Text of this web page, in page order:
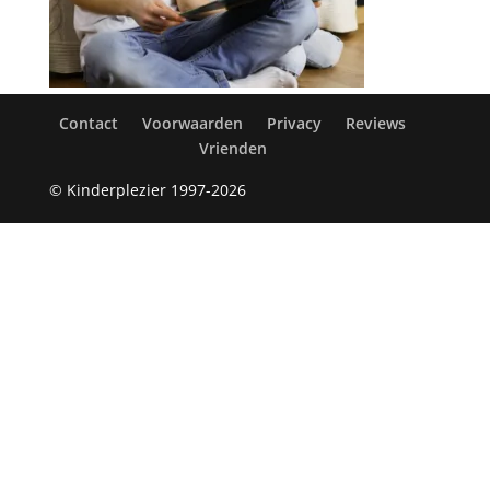
Contact Voorwaarden Privacy
Reviews
Vrienden
© Kinderplezier 1997-2026